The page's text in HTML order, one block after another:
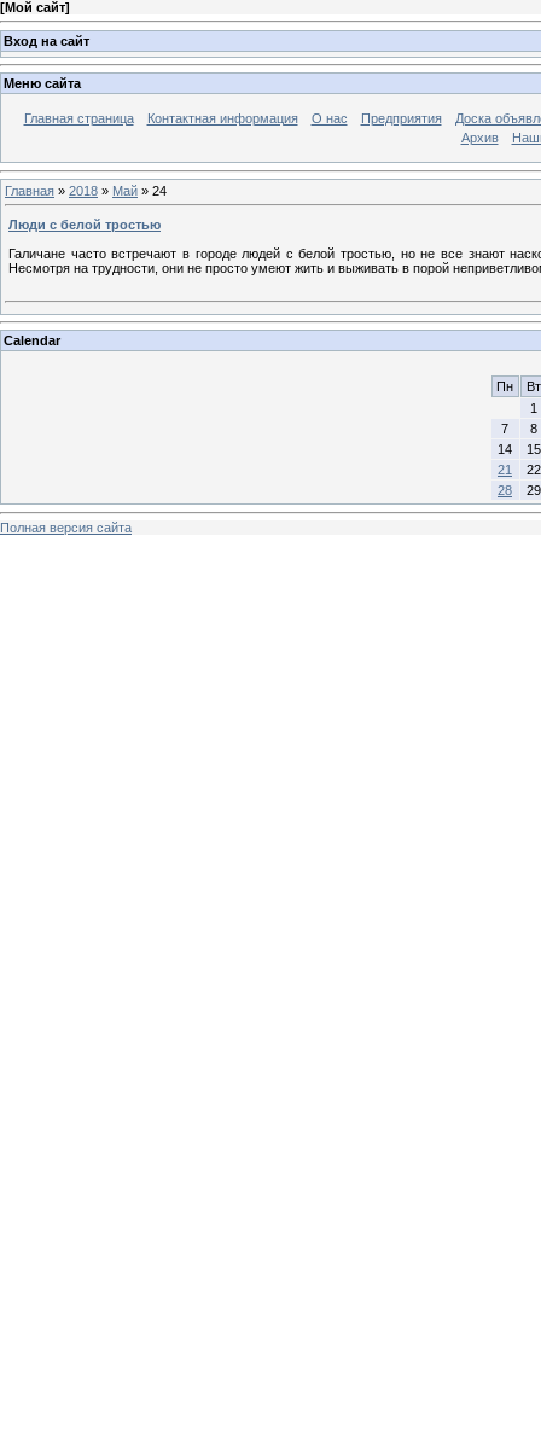
[Мой сайт]
Вход на сайт
Меню сайта
Главная страница Контактная информация О нас Предприятия
Доска
Архив
Главная » 2018 » Май » 24
Люди с белой тростью
Галичане часто встречают в городе людей с белой тростью, но не все знают
Несмотря на трудности, они не просто умеют жить и выживать в порой
Calendar
Пн
Вт
1
7
8
14
15
21
22
28
29
Полная версия сайта